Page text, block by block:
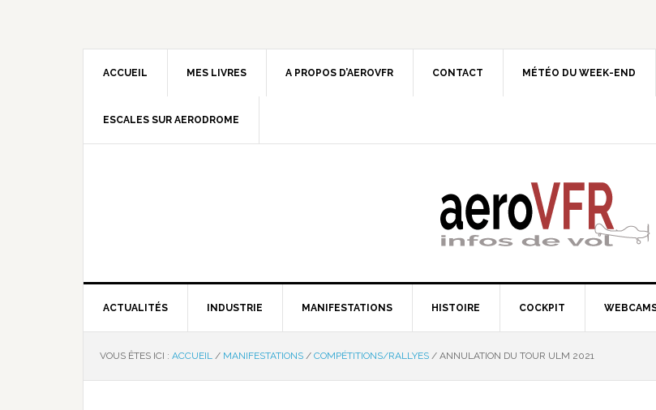
ACCUEIL MES LIVRES A PROPOS D’AEROVFR CONTACT MÉTÉO DU WEEK-END
ESCALES SUR AERODROME
ACTUALITÉS INDUSTRIE MANIFESTATIONS HISTOIRE COCKPIT
VOUS ÊTES ICI : ACCUEIL / MANIFESTATIONS / COMPÉTITIONS/RALLYES / ANNULATION DU TOUR ULM 2021